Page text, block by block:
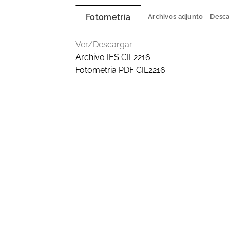
Fotometría Archivos adjunto
Ver/Descargar
Archivo IES CIL2216
Fotometria PDF CIL2216